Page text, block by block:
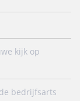
kijk op
bedrijfsarts